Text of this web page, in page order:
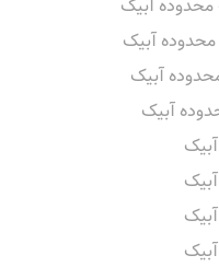
آبیک
آبیک
آبیک
آبیک